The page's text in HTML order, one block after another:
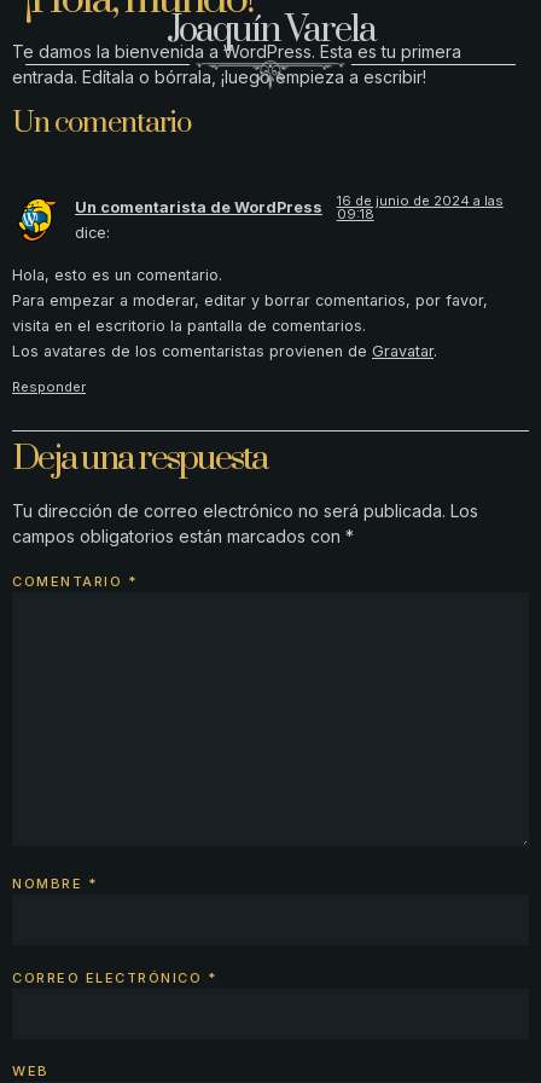
Joaquín Varela
Te damos la bienvenida a WordPress. Esta es tu primera
entrada. Edítala o bórrala, ¡luego empieza a escribir!
Un comentario
Un comentarista de WordPress
dice:
16 de junio de 2024 a las
09:18
Hola, esto es un comentario.
Para empezar a moderar, editar y borrar comentarios, por favor,
visita en el escritorio la pantalla de comentarios.
Los avatares de los comentaristas provienen de Gravatar.
Responder
Deja una respuesta
Tu dirección de correo electrónico no será publicada. Los
campos obligatorios están marcados con *
COMENTARIO *
NOMBRE *
CORREO ELECTRÓNICO *
WEB